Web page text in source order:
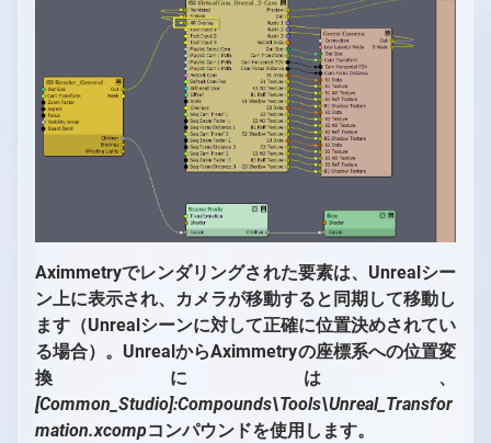
特殊ピン名
データベース用のコレクション
シェーダーカテゴリと命名規則
新しいシェーダーの作成
Aximmetryでレンダリングされた要素は、Unrealシー
ン上に表示され、カメラが移動すると同期して移動し
ます（Unrealシーンに対して正確に位置決めされてい
る場合）。UnrealからAximmetryの座標系への位置変
換には、
[Common_Studio]:Compounds\Tools\Unreal_Transfor
mation.xcompコンパウンドを使用します。